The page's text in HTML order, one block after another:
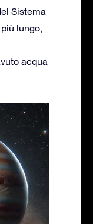
Sistema
lungo,
acqua